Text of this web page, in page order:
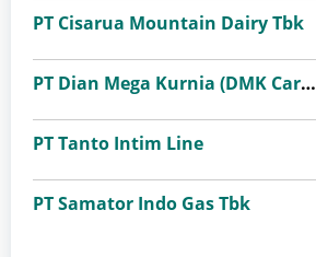
PT Cisarua Mountain Dairy Tbk
PT Dian Mega Kurnia (DMK Cargo)
PT Tanto Intim Line
PT Samator Indo Gas Tbk